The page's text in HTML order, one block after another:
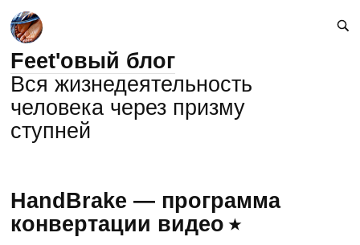
Feet'овый блог
Вся жизнедеятельность
человека через призму
ступней
HandBrake — программа
конвертации видео